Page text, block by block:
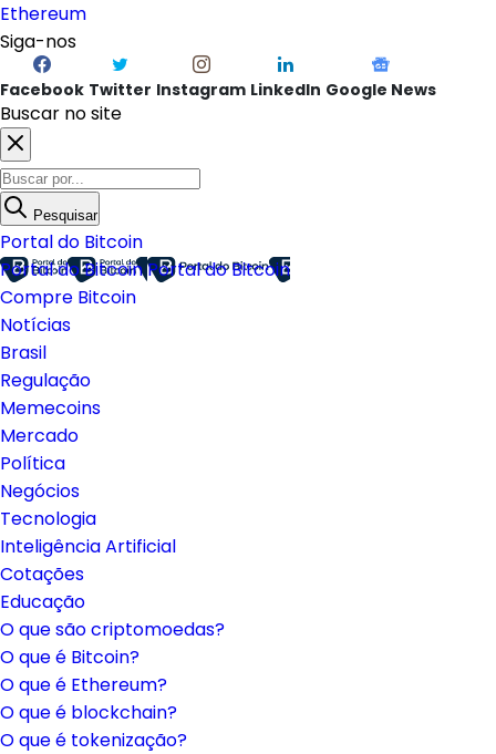
Ethereum
Siga-nos
Facebook Twitter Instagram LinkedIn Google News
Buscar no site
Pesquisar
Portal do Bitcoin
Portal do BitcoinPortal do Bitcoin
Compre Bitcoin
Notícias
Brasil
Regulação
Memecoins
Mercado
Política
Negócios
Tecnologia
Inteligência Artificial
Cotações
Educação
O que são criptomoedas?
O que é Bitcoin?
O que é Ethereum?
O que é blockchain?
O que é tokenização?